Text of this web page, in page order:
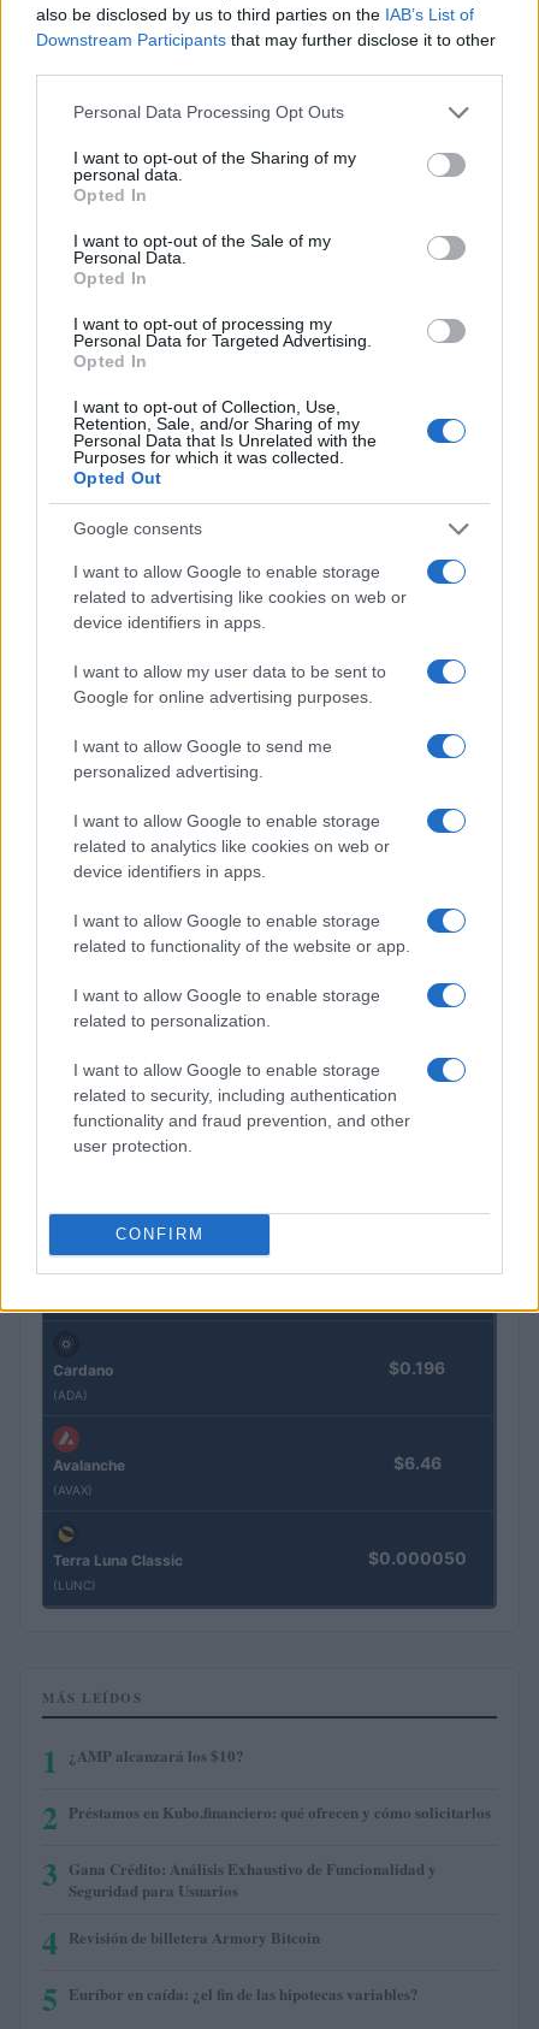
also be disclosed by us to third parties on the IAB’s List of
Downstream Participants that may further disclose it to other
Please note that this website/app uses one or more Google
not limited to your visit or usage behaviour. You may click to
grant or deny consent to Google and its third-party tags to
use your data for below specified purposes in below Google
consent section.
Personal Data Processing Opt Outs
I want to opt-out of the Sharing of my
personal data.
Opted In
I want to opt-out of the Sale of my
Personal Data.
Opted In
I want to opt-out of processing my
Personal Data for Targeted Advertising.
Opted In
I want to opt-out of Collection, Use,
Retention, Sale, and/or Sharing of my
Personal Data that Is Unrelated with the
Purposes for which it was collected.
Opted Out
Google consents
I want to allow Google to enable storage
related to advertising like cookies on web or
device identifiers in apps.
I want to allow my user data to be sent to
Google for online advertising purposes.
I want to allow Google to send me
personalized advertising.
I want to allow Google to enable storage
related to analytics like cookies on web or
device identifiers in apps.
I want to allow Google to enable storage
related to functionality of the website or app.
I want to allow Google to enable storage
related to personalization.
I want to allow Google to enable storage
related to security, including authentication
functionality and fraud prevention, and other
user protection.
CONFIRM
Jorge Messi fallece a los 68 años: El pilar fundamental de
Lucía Herrera · 9 Ago 2026
Cómo planificar tus impuestos cripto: trading, staking y más
Diego Martín · 9 Ago 2026
COTIZACIONES CRYPTO
Nombre Precio
(BTC)
Ethereum
(ETH)
$1,916.42
$603.33
Solana $76.39
Cardano
(ADA)
$0.196
Avalanche
(AVAX)
$6.46
Terra Luna Classic
(LUNC)
$0.000050
MÁS LEÍDOS
1 ¿AMP alcanzará los $10?
2 Préstamos en Kubo.financiero: qué ofrecen y cómo solicitarlos
3 Gana Crédito: Análisis Exhaustivo de Funcionalidad y
Seguridad para Usuarios
4 Revisión de billetera Armory Bitcoin
5 Euríbor en caída: ¿el fin de las hipotecas variables?